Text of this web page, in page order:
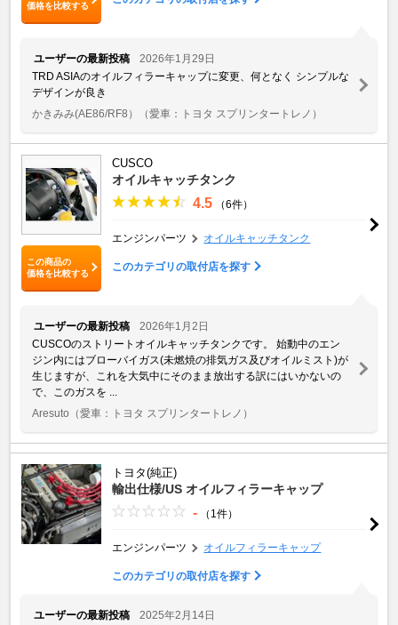
価格を比較する
ユーザーの最新投稿
2026年1月29日
TRD ASIAのオイルフィラーキャップに変更、何となく シンプルな
デザインが良き
かきみみ(AE86/RF8）
（愛車：トヨタ スプリンタートレノ）
この商品の
価格を比較する
CUSCO
オイルキャッチタンク
4.5 （6件）
エンジンパーツ オイルキャッチタンク
このカテゴリの取付店を探す
ユーザーの最新投稿
2026年1月2日
CUSCOのストリートオイルキャッチタンクです。 始動中のエン
ジン内にはブローバイガス(未燃焼の排気ガス及びオイルミスト)が
生じますが、これを大気中にそのまま放出する訳にはいかないの
で、このガスを ...
Aresuto （愛車：トヨタ スプリンタートレノ）
トヨタ(純正)
輸出仕様/US オイルフィラーキャップ
- （1件）
エンジンパーツ オイルフィラーキャップ
このカテゴリの取付店を探す
ユーザーの最新投稿
2025年2月14日